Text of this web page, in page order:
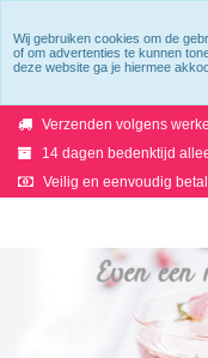
Verzending binnen 5
Verzenden volgens
14 dagen bedenktijd
Veilig en eenvoudig
Wij gebruiken cookies om de
of om advertenties te kunnen
deze website ga je hiermee